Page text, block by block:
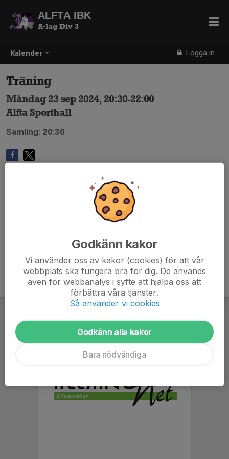
Kalender Logga in
ALFTA IBK
A-lag Div 3
Träning
Måndag 23 sep 2024, 20:30-22:00
Alfta Sporthall
Samling: 20:30
Godkänn kakor
Vi använder oss av kakor (cookies) för att vår
webbplats ska fungera bra för dig. De används
även för webbanalys i syfte att hjälpa oss att
förbättra våra tjänster.
Så använder vi cookies
Godkänn alla kakor
Bara nödvändiga